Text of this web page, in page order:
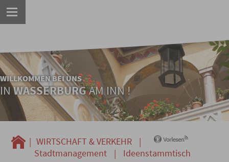
WILLKOMMEN BEI UNS
INWASSERBURGAM INN !
| WIRTSCHAFT & VERKEHR
|
Stadtmanagement
| Ideenstammtisch